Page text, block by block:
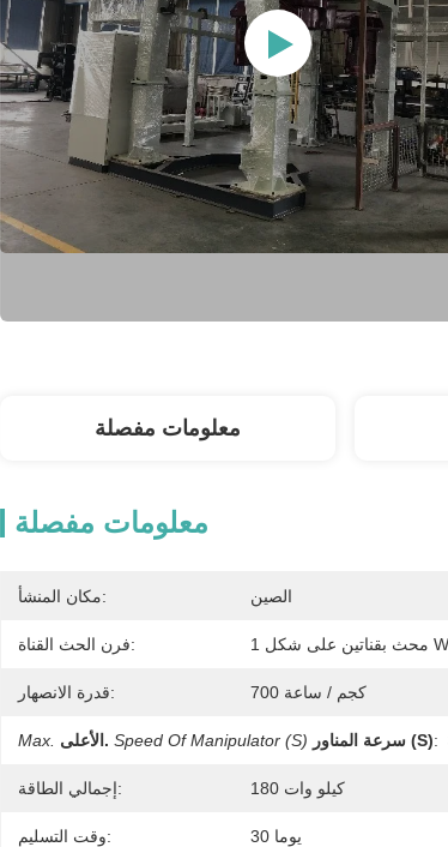
معلومات مفصلة
معلومات مفصلة
مكان المنشأ: الصين
فرن الحث القناة: 1 محث بقناتين على شكل W.
قدرة الانصهار: 700 كجم / ساعة
Max. الأعلى. Speed Of Manipulator (S) سرعة المناور (S):
إجمالي الطاقة: 180 كيلو وات
وقت التسليم: 30 يوما